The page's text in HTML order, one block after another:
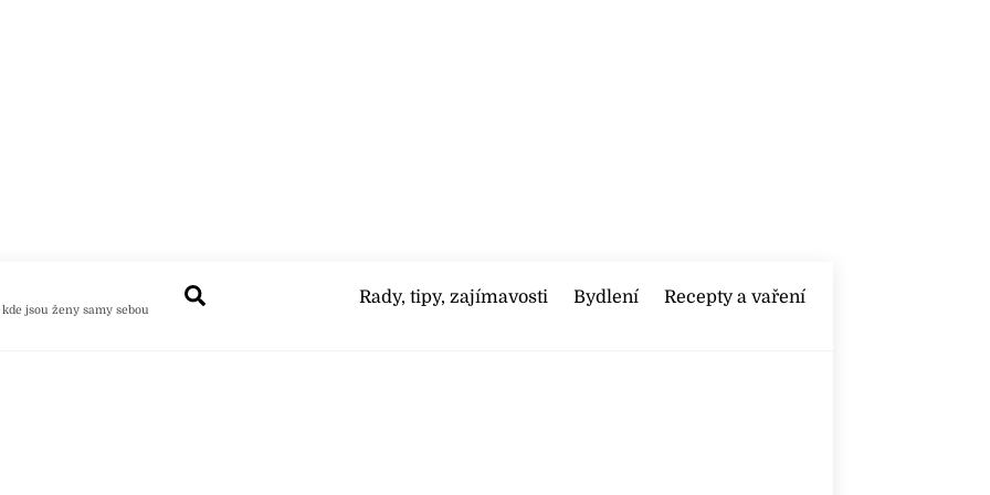
kde jsou ženy samy sebou
Rady, tipy, zajímavosti Bydlení Recepty a vaření